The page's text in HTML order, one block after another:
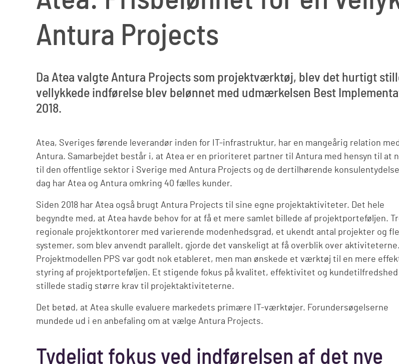
Antura Projects
Da Atea valgte Antura Projects som projektværktøj, blev det hurtigt
vellykkede indførelse blev belønnet med udmærkelsen Best
2018.
Atea, Sveriges førende leverandør inden for IT-infrastruktur, har en mangeårig relation med
Antura. Samarbejdet består i, at Atea er en prioriteret partner til Antura med hensyn til at
til den offentlige sektor i Sverige med Antura Projects og de dertilhørende
dag har Atea og Antura omkring 40 fælles kunder.
Siden 2018 har Atea også brugt Antura Projects til sine egne projektaktiviteter. Det hele
begyndte med, at Atea havde behov for at få et mere samlet billede af projektporteføljen.
regionale projektkontorer med varierende modenhedsgrad, et ukendt antal projekter og
systemer, som blev anvendt parallelt, gjorde det vanskeligt at få overblik over aktiviteterne.
Projektmodellen PPS var godt nok etableret, men man ønskede et værktøj til en mere
styring af projektporteføljen. Et stigende fokus på kvalitet, effektivitet og kundetilfredshed
stillede stadig større krav til projektaktiviteterne.
Det betød, at Atea skulle evaluere markedets primære IT-værktøjer. Forundersøgelserne
mundede ud i en anbefaling om at vælge Antura Projects.
Tydeligt fokus ved indførelsen af det nye